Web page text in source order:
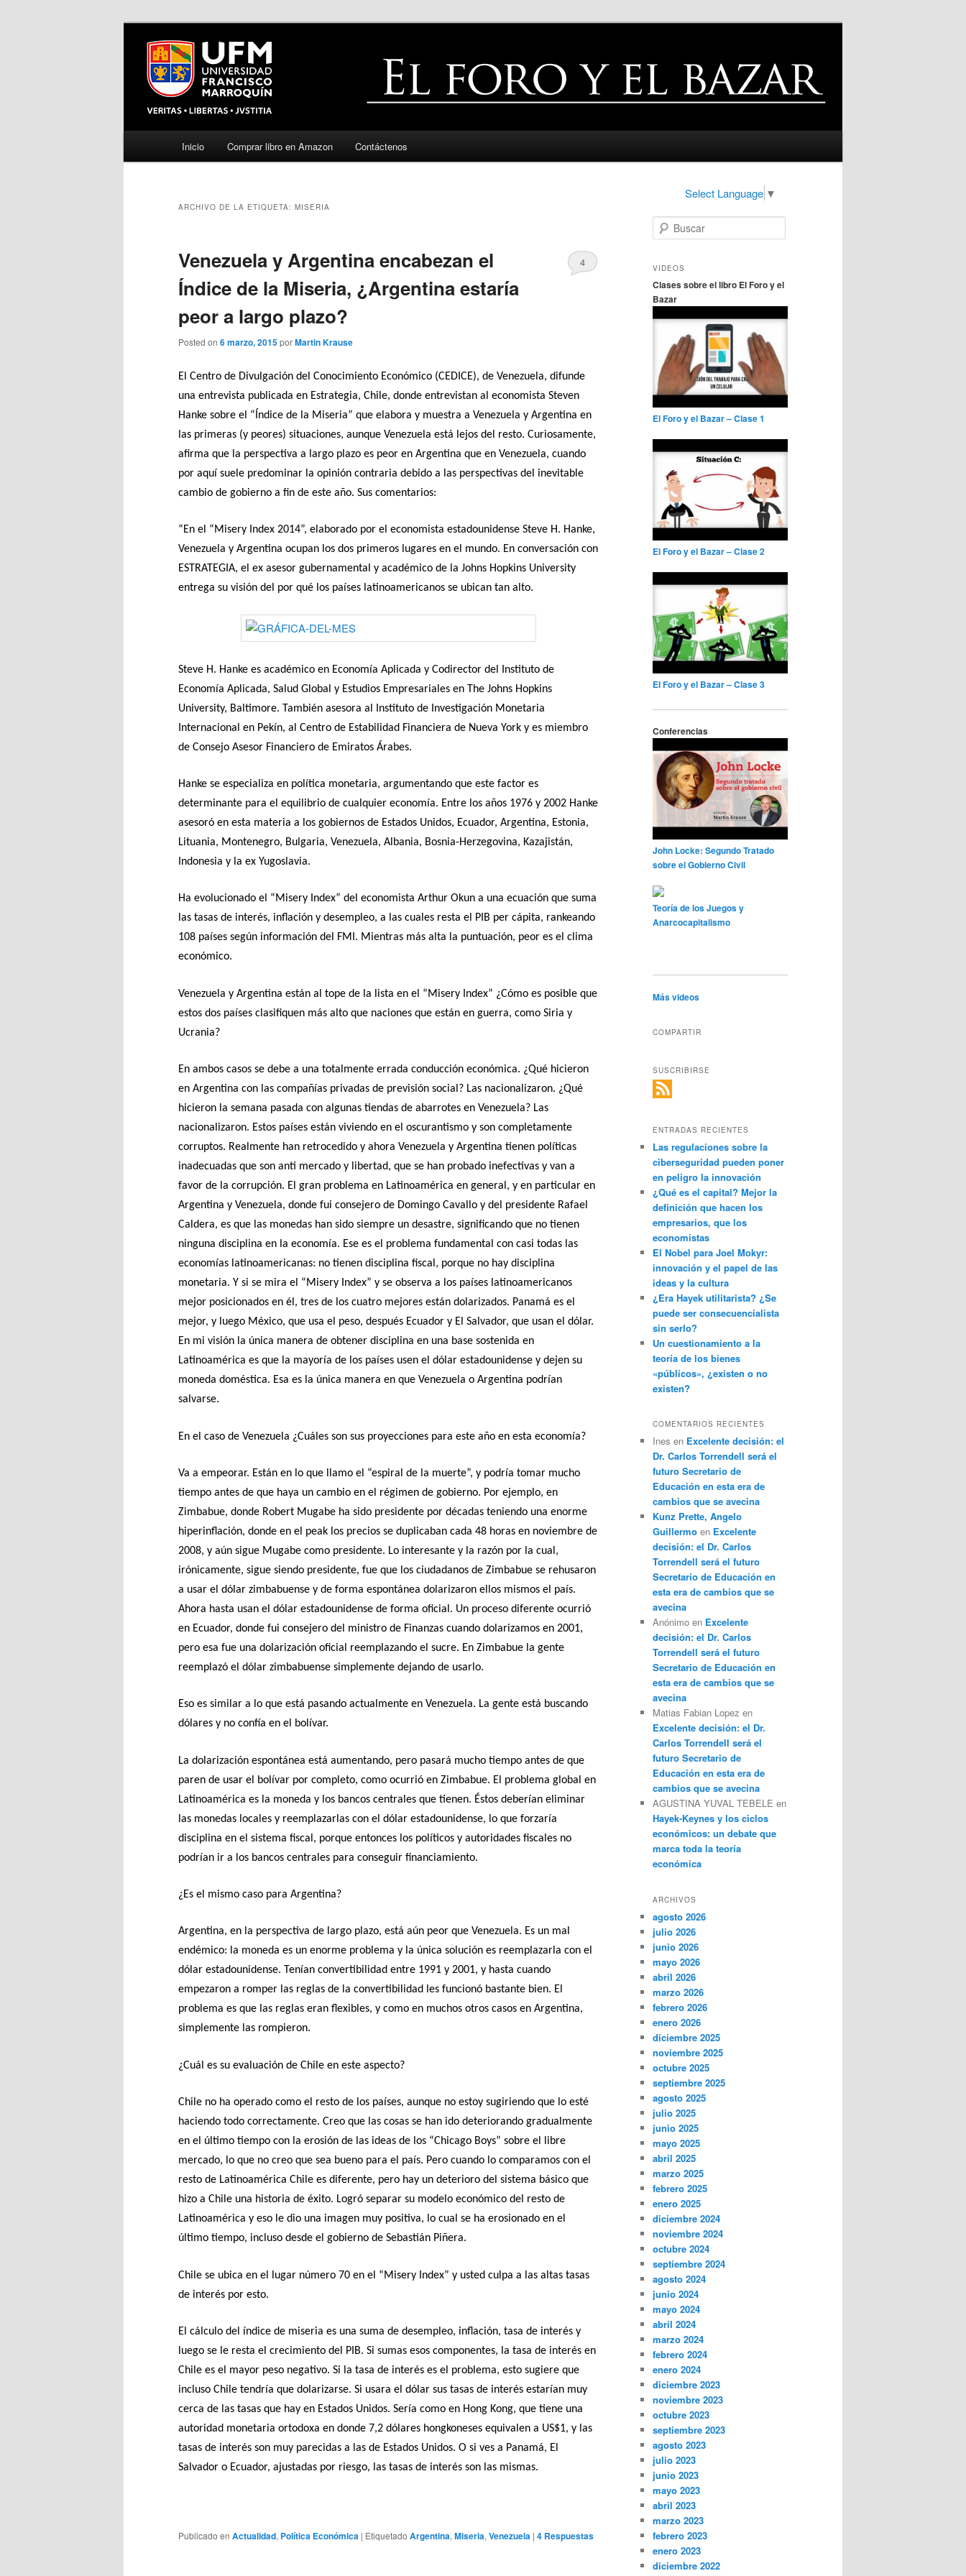
Ir
principal
Ir
secundario
Inicio Comprar libro en Amazon Contáctenos
Select Language ▼
ARCHIVO DE LA ETIQUETA: MISERIA
Venezuela y Argentina encabezan el
Índice de la Miseria, ¿Argentina estaría
peor a largo plazo?
Posted on 6 marzo, 2015porMartin Krause
4
El Centro de Divulgación del Conocimiento Económico (CEDICE), de Venezuela, difunde
una entrevista publicada en Estrategia, Chile, donde entrevistan al economista Steven
Hanke sobre el “Índice de la Miseria” que elabora y muestra a Venezuela y Argentina en
las primeras (y peores) situaciones, aunque Venezuela está lejos del resto. Curiosamente,
afirma que la perspectiva a largo plazo es peor en Argentina que en Venezuela, cuando
por aquí suele predominar la opinión contraria debido a las perspectivas del inevitable
cambio de gobierno a fin de este año. Sus comentarios:
“En el “Misery Index 2014”, elaborado por el economista estadounidense Steve H. Hanke,
Venezuela y Argentina ocupan los dos primeros lugares en el mundo. En conversación con
ESTRATEGIA, el ex asesor gubernamental y académico de la Johns Hopkins University
entrega su visión del por qué los países latinoamericanos se ubican tan alto.
Steve H. Hanke es académico en Economía Aplicada y Codirector del Instituto de
Economía Aplicada, Salud Global y Estudios Empresariales en The Johns Hopkins
University, Baltimore. También asesora al Instituto de Investigación Monetaria
Internacional en Pekín, al Centro de Estabilidad Financiera de Nueva York y es miembro
de Consejo Asesor Financiero de Emiratos Árabes.
Hanke se especializa en política monetaria, argumentando que este factor es
determinante para el equilibrio de cualquier economía. Entre los años 1976 y 2002 Hanke
asesoró en esta materia a los gobiernos de Estados Unidos, Ecuador, Argentina, Estonia,
Lituania, Montenegro, Bulgaria, Venezuela, Albania, Bosnia-Herzegovina, Kazajistán,
Indonesia y la ex Yugoslavia.
Ha evolucionado el “Misery Index” del economista Arthur Okun a una ecuación que suma
las tasas de interés, inflación y desempleo, a las cuales resta el PIB per cápita, rankeando
108 países según información del FMI. Mientras más alta la puntuación, peor es el clima
económico.
Venezuela y Argentina están al tope de la lista en el “Misery Index” ¿Cómo es posible que
estos dos países clasifiquen más alto que naciones que están en guerra, como Siria y
Ucrania?
En ambos casos se debe a una totalmente errada conducción económica. ¿Qué hicieron
en Argentina con las compañías privadas de previsión social? Las nacionalizaron. ¿Qué
hicieron la semana pasada con algunas tiendas de abarrotes en Venezuela? Las
nacionalizaron. Estos países están viviendo en el oscurantismo y son completamente
corruptos. Realmente han retrocedido y ahora Venezuela y Argentina tienen políticas
inadecuadas que son anti mercado y libertad, que se han probado inefectivas y van a
favor de la corrupción. El gran problema en Latinoamérica en general, y en particular en
Argentina y Venezuela, donde fui consejero de Domingo Cavallo y del presidente Rafael
Caldera, es que las monedas han sido siempre un desastre, significando que no tienen
ninguna disciplina en la economía. Ese es el problema fundamental con casi todas las
economías latinoamericanas: no tienen disciplina fiscal, porque no hay disciplina
monetaria. Y si se mira el “Misery Index” y se observa a los países latinoamericanos
mejor posicionados en él, tres de los cuatro mejores están dolarizados. Panamá es el
mejor, y luego México, que usa el peso, después Ecuador y El Salvador, que usan el dólar.
En mi visión la única manera de obtener disciplina en una base sostenida en
Latinoamérica es que la mayoría de los países usen el dólar estadounidense y dejen su
moneda doméstica. Esa es la única manera en que Venezuela o Argentina podrían
salvarse.
En el caso de Venezuela ¿Cuáles son sus proyecciones para este año en esta economía?
Va a empeorar. Están en lo que llamo el “espiral de la muerte”, y podría tomar mucho
tiempo antes de que haya un cambio en el régimen de gobierno. Por ejemplo, en
Zimbabue, donde Robert Mugabe ha sido presidente por décadas teniendo una enorme
hiperinflación, donde en el peak los precios se duplicaban cada 48 horas en noviembre de
2008, y aún sigue Mugabe como presidente. Lo interesante y la razón por la cual,
irónicamente, sigue siendo presidente, fue que los ciudadanos de Zimbabue se rehusaron
a usar el dólar zimbabuense y de forma espontánea dolarizaron ellos mismos el país.
Ahora hasta usan el dólar estadounidense de forma oficial. Un proceso diferente ocurrió
en Ecuador, donde fui consejero del ministro de Finanzas cuando dolarizamos en 2001,
pero esa fue una dolarización oficial reemplazando el sucre. En Zimbabue la gente
reemplazó el dólar zimbabuense simplemente dejando de usarlo.
Eso es similar a lo que está pasando actualmente en Venezuela. La gente está buscando
dólares y no confía en el bolívar.
La dolarización espontánea está aumentando, pero pasará mucho tiempo antes de que
paren de usar el bolívar por completo, como ocurrió en Zimbabue. El problema global en
Latinoamérica es la moneda y los bancos centrales que tienen. Éstos deberían eliminar
las monedas locales y reemplazarlas con el dólar estadounidense, lo que forzaría
disciplina en el sistema fiscal, porque entonces los políticos y autoridades fiscales no
podrían ir a los bancos centrales para conseguir financiamiento.
¿Es el mismo caso para Argentina?
Argentina, en la perspectiva de largo plazo, está aún peor que Venezuela. Es un mal
endémico: la moneda es un enorme problema y la única solución es reemplazarla con el
dólar estadounidense. Tenían convertibilidad entre 1991 y 2001, y hasta cuando
empezaron a romper las reglas de la convertibilidad les funcionó bastante bien. El
problema es que las reglas eran flexibles, y como en muchos otros casos en Argentina,
simplemente las rompieron.
¿Cuál es su evaluación de Chile en este aspecto?
Chile no ha operado como el resto de los países, aunque no estoy sugiriendo que lo esté
haciendo todo correctamente. Creo que las cosas se han ido deteriorando gradualmente
en el último tiempo con la erosión de las ideas de los “Chicago Boys” sobre el libre
mercado, lo que no creo que sea bueno para el país. Pero cuando lo comparamos con el
resto de Latinoamérica Chile es diferente, pero hay un deterioro del sistema básico que
hizo a Chile una historia de éxito. Logró separar su modelo económico del resto de
Latinoamérica y eso le dio una imagen muy positiva, lo cual se ha erosionado en el
último tiempo, incluso desde el gobierno de Sebastián Piñera.
Chile se ubica en el lugar número 70 en el “Misery Index” y usted culpa a las altas tasas
de interés por esto.
El cálculo del índice de miseria es una suma de desempleo, inflación, tasa de interés y
luego se le resta el crecimiento del PIB. Si sumas esos componentes, la tasa de interés en
Chile es el mayor peso negativo. Si la tasa de interés es el problema, esto sugiere que
incluso Chile tendría que dolarizarse. Si usara el dólar sus tasas de interés estarían muy
cerca de las tasas que hay en Estados Unidos. Sería como en Hong Kong, que tiene una
autoridad monetaria ortodoxa en donde 7,2 dólares hongkoneses equivalen a US$1, y las
tasas de interés son muy parecidas a las de Estados Unidos. O si ves a Panamá, El
Salvador o Ecuador, ajustadas por riesgo, las tasas de interés son las mismas.
Publicado en Actualidad, Política Económica | Etiquetado Argentina, Miseria, Venezuela | 4 Respuestas
u
c
r
VIDEOS
Clases sobre el libro El Foro y el
Bazar
El Foro y el Bazar – Clase 1
El Foro y el Bazar – Clase 2
El Foro y el Bazar – Clase 3
Conferencias
John Locke: Segundo Tratado
sobre el Gobierno Civil
Teoría de los Juegos y
Anarcocapitalismo
Más videos
COMPARTIR
SUSCRIBIRSE
ENTRADAS RECIENTES
Las regulaciones sobre la
ciberseguridad pueden poner
en peligro la innovación
¿Qué es el capital? Mejor la
definición que hacen los
empresarios, que los
economistas
El Nobel para Joel Mokyr:
innovación y el papel de las
ideas y la cultura
¿Era Hayek utilitarista? ¿Se
puede ser consecuencialista
sin serlo?
Un cuestionamiento a la
teoría de los bienes
«públicos», ¿existen o no
existen?
COMENTARIOS RECIENTES
Ines en Excelente decisión: el
Dr. Carlos Torrendell será el
futuro Secretario de
Educación en esta era de
cambios que se avecina
Kunz Prette, Angelo
Guillermo en Excelente
decisión: el Dr. Carlos
Torrendell será el futuro
Secretario de Educación en
esta era de cambios que se
avecina
Anónimo en Excelente
decisión: el Dr. Carlos
Torrendell será el futuro
Secretario de Educación en
esta era de cambios que se
avecina
Matias Fabian Lopez en
Excelente decisión: el Dr.
Carlos Torrendell será el
futuro Secretario de
Educación en esta era de
cambios que se avecina
AGUSTINA YUVAL TEBELE en
Hayek-Keynes y los ciclos
económicos: un debate que
marca toda la teoría
económica
ARCHIVOS
agosto 2026
julio 2026
junio 2026
mayo 2026
abril 2026
marzo 2026
febrero 2026
enero 2026
diciembre 2025
noviembre 2025
octubre 2025
septiembre 2025
agosto 2025
julio 2025
junio 2025
mayo 2025
abril 2025
marzo 2025
febrero 2025
enero 2025
diciembre 2024
noviembre 2024
octubre 2024
septiembre 2024
agosto 2024
junio 2024
mayo 2024
abril 2024
marzo 2024
febrero 2024
enero 2024
diciembre 2023
noviembre 2023
octubre 2023
septiembre 2023
agosto 2023
julio 2023
junio 2023
mayo 2023
abril 2023
marzo 2023
febrero 2023
enero 2023
diciembre 2022